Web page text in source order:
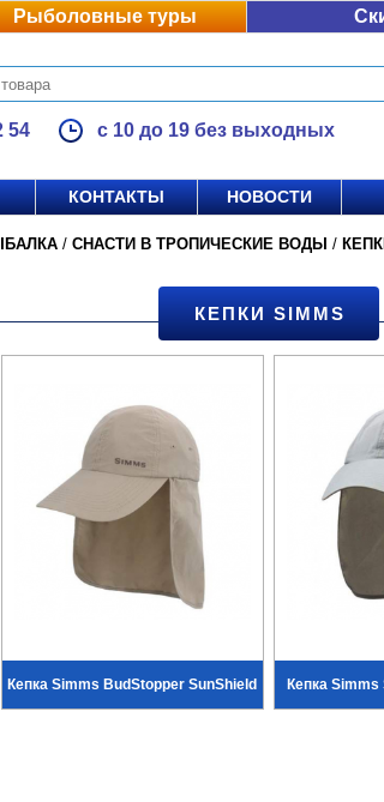
Рыболовные туры
54 с 10 до 19 без выходных
КОНТАКТЫ НОВОСТИ
/ СНАСТИ В ТРОПИЧЕСКИЕ ВОДЫ /
КЕПКИ SIMMS
Кепка Simms BudStopper SunShield Кепка